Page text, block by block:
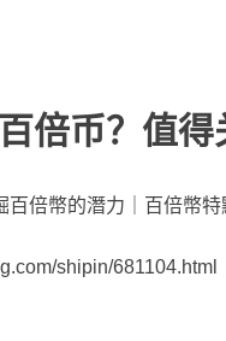
倍币？值
倍幣的潛力｜百倍幣
shipin/681104.html